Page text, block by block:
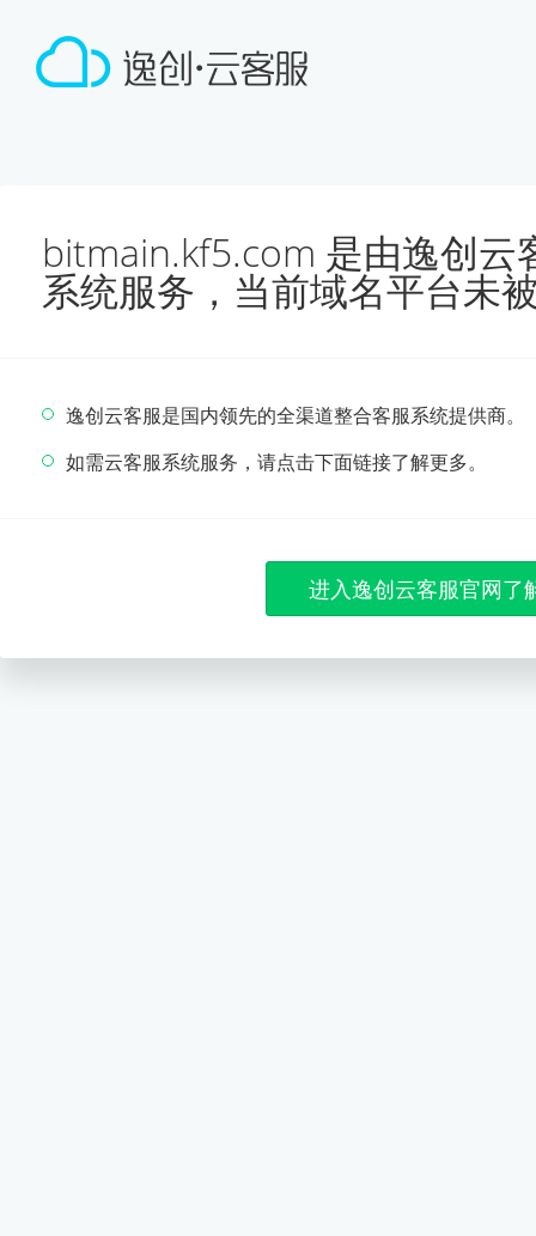
bitmain.kf5.com 是由逸创云
系统服务，当前域名平台未
逸创云客服是国内领先的全渠道整合客服系统提供商。
如需云客服系统服务，请点击下面链接了解更多。
进入逸创云客服官网了